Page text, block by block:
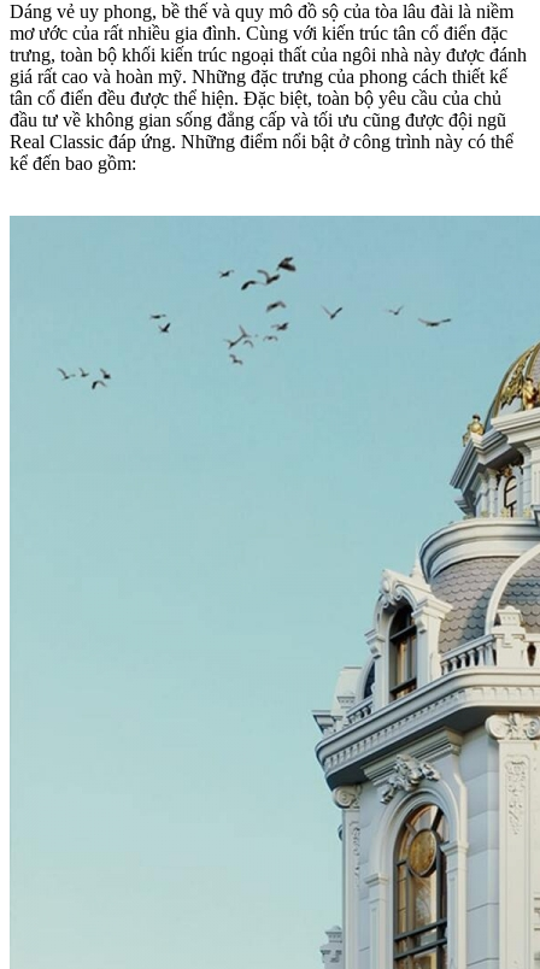
Dáng vẻ uy phong, bề thế và quy mô đồ sộ của tòa lâu đài là niềm
mơ ước của rất nhiều gia đình. Cùng với kiến trúc tân cổ điển đặc
trưng, toàn bộ khối kiến trúc ngoại thất của ngôi nhà này được đánh
giá rất cao và hoàn mỹ. Những đặc trưng của phong cách thiết kế
tân cổ điển đều được thể hiện. Đặc biệt, toàn bộ yêu cầu của chủ
đầu tư về không gian sống đẳng cấp và tối ưu cũng được đội ngũ
Real Classic đáp ứng. Những điểm nổi bật ở công trình này có thể
kể đến bao gồm: